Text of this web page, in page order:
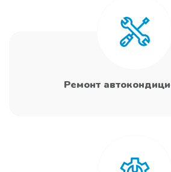
Ремонт